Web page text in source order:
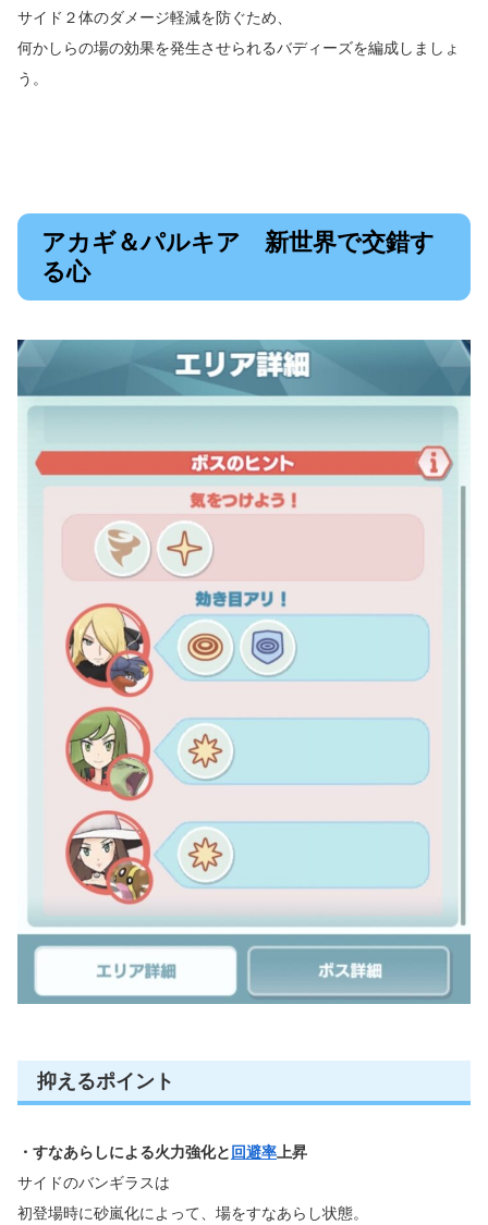
サイド２体のダメージ軽減を防ぐため、
何かしらの場の効果を発生させられるバディーズを編成しましょ
う。
アカギ＆パルキア 新世界で交錯す
る心
抑えるポイント
・すなあらしによる火力強化と 回避率 上昇
サイドのバンギラスは
初登場時に砂嵐化によって、場をすなあらし状態。